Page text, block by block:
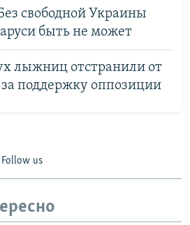
свободной Украины
быть не может
лыжниц отстранили от
поддержку оппозиции
Follow us